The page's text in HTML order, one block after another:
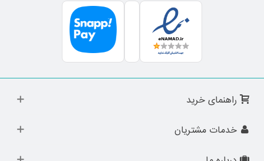
راهنمای خرید
خدمات مشتریان